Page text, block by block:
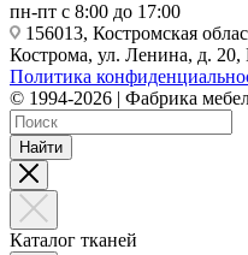
пн-пт с 8:00 до 17:00
156013, Костромская
Кострома, ул. Ленина, д.
Политика
© 1994-2026 | Фабрика
Найти
Каталог тканей